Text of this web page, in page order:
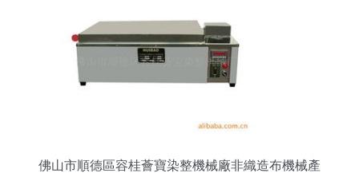
佛山市順德區容桂薈寶染整機械廠非織造布機械產